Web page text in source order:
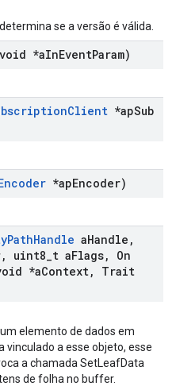
se a versão é válida.
void *aInEventParam)
Client *apSub
*apEncoder)
PathHandle aHandle ,
, uint8 t aFlags,
On
*aContext,
Trait
elemento de dados em
a esse objeto, esse
a chamada SetLeafData
de folha no buffer.